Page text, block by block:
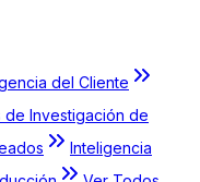
del Cliente
de Investigación de
Inteligencia